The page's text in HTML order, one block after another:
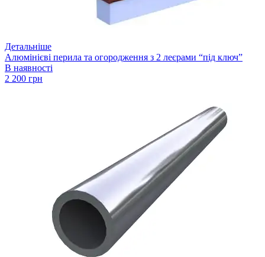
Детальніше
Алюмінієві перила та огородження з 2 леєрами “під ключ”
В наявності
2 200 грн